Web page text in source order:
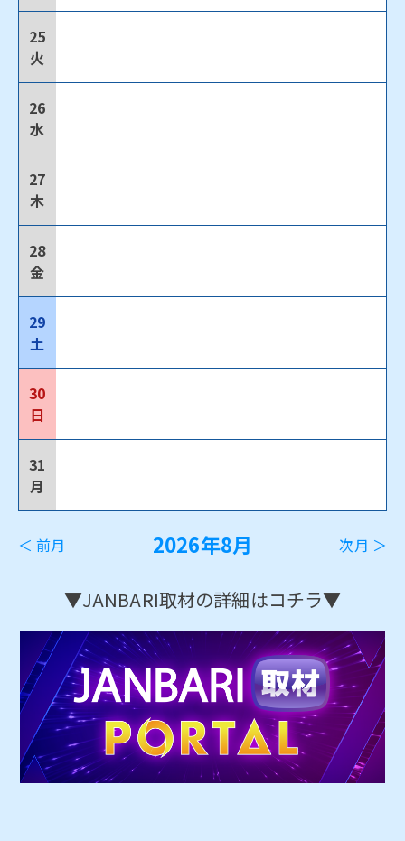
25
火
26
水
27
木
28
金
29
土
30
日
31
月
＜ 前月 2026年8月 次月 ＞
▼JANBARI取材の詳細はコチラ▼